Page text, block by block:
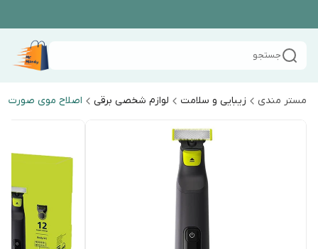
جستجو
مستر مندی زیبایی و سلامت لوازم شخصی برقی اصلاح موی صورت